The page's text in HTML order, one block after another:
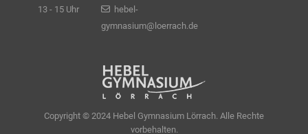
13 - 15 Uhr
hebel-
gymnasium@loerrach.de
Copyright © 2024 Hebel Gymnasium Lörrach. Alle Rechte
vorbehalten.